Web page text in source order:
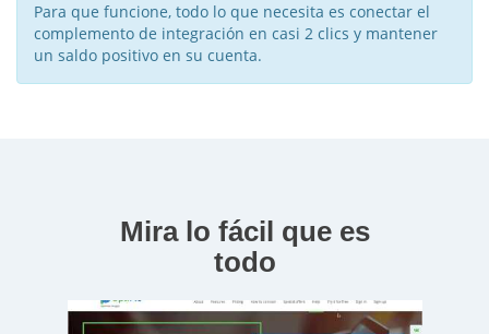
Para que funcione, todo lo que necesita es conectar el
complemento de integración en casi 2 clics y mantener
un saldo positivo en su cuenta.
Mira lo fácil que es
todo